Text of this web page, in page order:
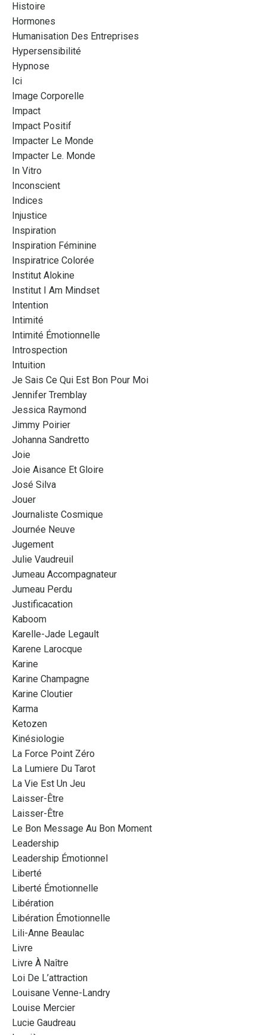
Histoire
Hormones
Humanisation Des Entreprises
Hypersensibilité
Hypnose
Ici
Image Corporelle
Impact
Impact Positif
Impacter Le Monde
Impacter Le. Monde
In Vitro
Inconscient
Indices
Injustice
Inspiration
Inspiration Féminine
Inspiratrice Colorée
Institut Alokine
Institut I Am Mindset
Intention
Intimité
Intimité Émotionnelle
Introspection
Intuition
Je Sais Ce Qui Est Bon Pour Moi
Jennifer Tremblay
Jessica Raymond
Jimmy Poirier
Johanna Sandretto
Joie
Joie Aisance Et Gloire
José Silva
Jouer
Journaliste Cosmique
Journée Neuve
Jugement
Julie Vaudreuil
Jumeau Accompagnateur
Jumeau Perdu
Justificacation
Kaboom
Karelle-Jade Legault
Karene Larocque
Karine
Karine Champagne
Karine Cloutier
Karma
Ketozen
Kinésiologie
La Force Point Zéro
La Lumiere Du Tarot
La Vie Est Un Jeu
Laisser-Être
Laisser-Être
Le Bon Message Au Bon Moment
Leadership
Leadership Émotionnel
Liberté
Liberté Émotionnelle
Libération
Libération Émotionnelle
Lili-Anne Beaulac
Livre
Livre À Naître
Loi De L’attraction
Louisane Venne-Landry
Louise Mercier
Lucie Gaudreau